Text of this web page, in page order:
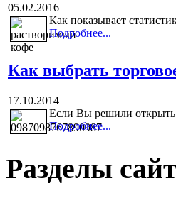
05.02.2016
Как показывает
Подробнее...
Как выбрать
17.10.2014
Если Вы решили открыть
Подробнее...
Разделы